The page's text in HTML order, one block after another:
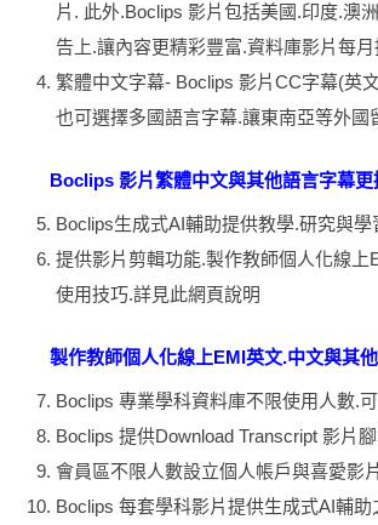
片. 此外.Boclips 影片包括美國.印度.澳
告上.讓內容更精彩豐富.資料庫影片每
繁體中文字幕- Boclips 影片CC字幕(英
也可選擇多國語言字幕.讓東南亞等外
Boclips 影片繁體中文與其他語言字幕更
Boclips生成式AI輔助提供教學.研究與學
提供影片剪輯功能.製作教師個人化線
使用技巧.詳見此網頁說明
製作教師個人化線上EMI英文.中文與其
Boclips 專業學科資料庫不限使用人數.
Boclips 提供Download Transcript 影片
會員區不限人數設立個人帳戶與喜愛影
Boclips 每套學科影片提供生成式AI輔